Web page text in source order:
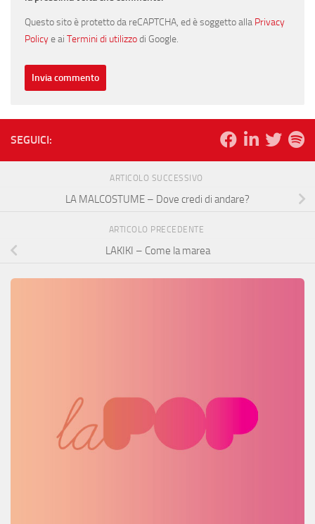
Questo sito è protetto da reCAPTCHA, ed è soggetto alla Privacy
Policye ai Termini di utilizzodi Google.
SEGUICI:
ARTICOLO SUCCESSIVO
LA MALCOSTUME – Dove credi di andare?
ARTICOLO PRECEDENTE
LAKIKI – Come la marea